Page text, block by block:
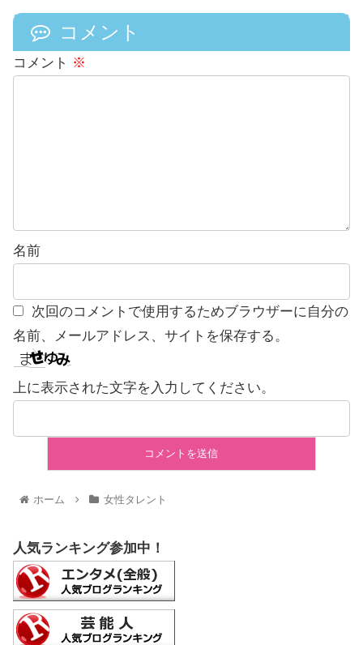
コメント
コメント ※
名前
次回のコメントで使用するためブラウザーに自分の
名前、メールアドレス、サイトを保存する。
上に表示された文字を入力してください。
ホーム 女性タレント
人気ランキング参加中！